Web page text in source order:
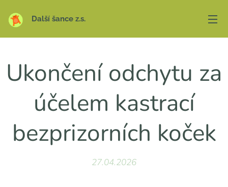
Další šance z.s.
Ukončení odchytu za
účelem kastrací
bezprizorních koček
27.04.2026